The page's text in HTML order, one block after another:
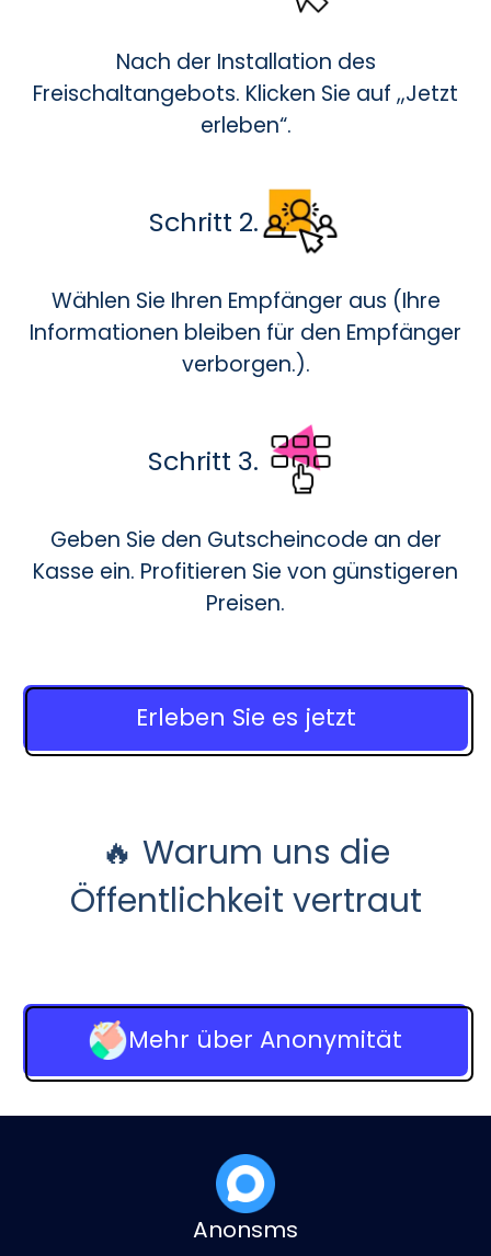
Nach der Installation des
Freischaltangebots. Klicken Sie auf „Jetzt
erleben“.
Schritt 2.
Wählen Sie Ihren Empfänger aus (Ihre
Informationen bleiben für den Empfänger
verborgen.).
Schritt 3.
Geben Sie den Gutscheincode an der
Kasse ein. Profitieren Sie von günstigeren
Preisen.
Erleben Sie es jetzt
🔥 Warum uns die
Öffentlichkeit vertraut
Mehr über Anonymität
Anonsms